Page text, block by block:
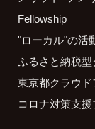
Fellowship
"ローカル"の活
ふるさと納税
東京都クラウ
コロナ対策支